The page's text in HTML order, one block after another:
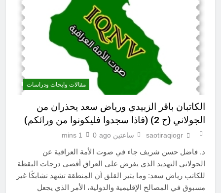
مقالات وابحاث ودراسات
الكاتبان باقر الزبيدي ورياض سعد يحذران من
الجولاني (ح 2) (فاذا سجدوا فليكونوا من ورائكم)
saotiraqiogr ساعتين ago 0
1 mins
د. فاضل حسن شريف جاء في صوت الأمة العراقية عن
الجولاني التهديد الذي يفرض على العراق أقصى درجات اليقظة
للكاتب رياض سعد: وما يثير القلق أن المنطقة تشهد تشابكًا غير
مسبوق في المصالح الإقليمية والدولية، الأمر الذي يجعل